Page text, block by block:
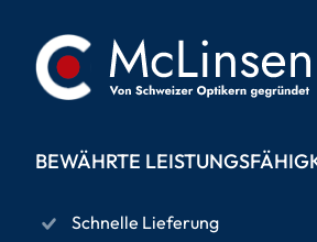
BEWÄHRTE
Schnelle Lieferung